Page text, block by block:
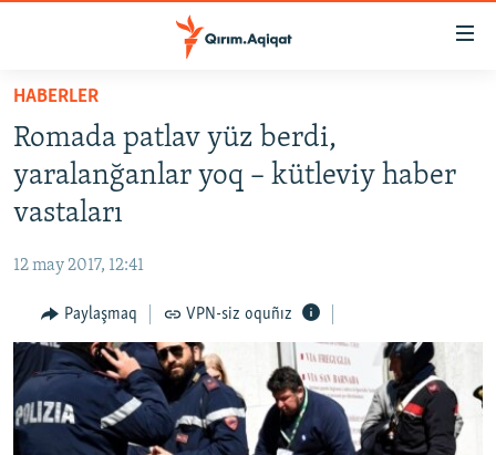
Esas
qaytmaq
Baş
navigatsiyağa
qaytmaq
Qıdıruvğa
qaytmaq
HABERLER
SİYASET
İQTİSADİYAT
MEDENİYET
İNSAN AQLARI
VİDEO
SÜRET
BLOGLAR
HABERLER
Romada patlav yüz berdi,
yaralanğanlar yoq – kütleviy haber
vastaları
12 may 2017, 12:41
Paylaşmaq VPN-siz oquñız